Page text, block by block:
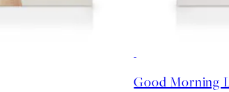
Good Morning